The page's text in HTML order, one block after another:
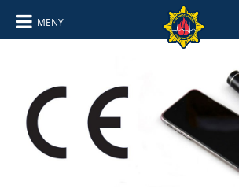
MENY
Hoppa till innehåll
Hoppa till navigering